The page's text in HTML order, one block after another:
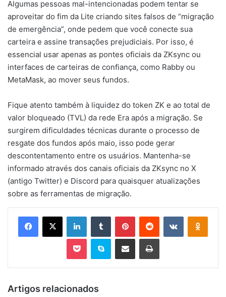
Algumas pessoas mal-intencionadas podem tentar se
aproveitar do fim da Lite criando sites falsos de “migração
de emergência”, onde pedem que você conecte sua
carteira e assine transações prejudiciais. Por isso, é
essencial usar apenas as pontes oficiais da ZKsync ou
interfaces de carteiras de confiança, como Rabby ou
MetaMask, ao mover seus fundos.
Fique atento também à liquidez do token ZK e ao total de
valor bloqueado (TVL) da rede Era após a migração. Se
surgirem dificuldades técnicas durante o processo de
resgate dos fundos após maio, isso pode gerar
descontentamento entre os usuários. Mantenha-se
informado através dos canais oficiais da ZKsync no X
(antigo Twitter) e Discord para quaisquer atualizações
sobre as ferramentas de migração.
Facebook
X LinkedinTumblr PinterestReddit VK OK
Pocket Skype Compartilhar via e-mail Imprimir
Artigos relacionados